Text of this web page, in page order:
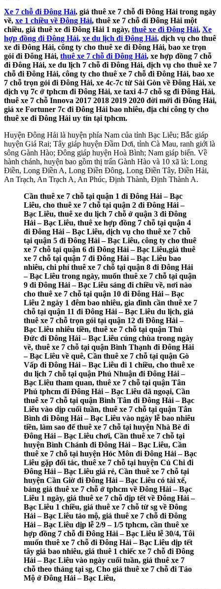
Xe 7 chỗ đi Đông Hải, giá thuê xe 7 chỗ đi Đông Hải trong ngày
về, xe 1 chiều về Đông Hải, thuê xe 7 chỗ đi Đông Hải một
chiều, giá thuê xe đi Đông Hải 1 ngày, thuê xe đi Đông Hải, Xe
hợp đồng đi Đông Hải, xe du lịch đi Đông Hải, dịch vụ cho thuê
xe đi Đông Hải, công ty cho thuê xe đi Đông Hải, bao xe trọn
gói đi Đông Hải, thuê xe 7 chỗ đi Đông Hải, xe hợp đồng 7 chỗ
đi Đông Hải, xe du lịch 7 chỗ đi Đông Hải, dịch vụ cho thuê xe 7
chỗ đi Đông Hải, công ty cho thuê xe 7 chỗ đi Đông Hải, bao xe
7 chỗ trọn gói đi Đông Hải, xe 4c-7c từ Sài Gòn về Đông Hải, xe
dịch vụ 7c ở tphcm đi Đông Hải, xe taxi 4-7 chỗ sg đi Đông Hải,
thuê xe 7 chỗ Innova 2017 2018 2019 2020 đời mới đi Đông Hải,
giá xe Fortuner 7c đi Đông Hải bao nhiêu, địa chỉ công ty cho
thuê xe đi Đông Hải uy tín tại tphcm.
Huyện Đông Hải là huyện phía Nam của tỉnh Bạc Liêu; Bắc giáp
huyện Giá Rai; Tây giáp huyện Đầm Dơi, tỉnh Cà Mau, ranh giới là
sông Gành Hào; Đông giáp huyện Hoà Bình; Nam giáp biển. Về
hành chánh, huyện bao gồm thị trấn Gành Hào và 10 xã là: Long
Điền, Long Điền A, Long Điền Đông, Long Điền Tây, Điền Hải,
An Trạch, An Trạch A, An Phúc, Định Thành, Định Thành A.
Cần thuê xe 7 chỗ tại quận 1 đi Đông Hải – Bạc
Liêu, cho thuê xe 7 chỗ tại quận 2 đi Đông Hải –
Bạc Liêu, thuê xe du lịch 7 chỗ ở quận 3 đi Đông
Hải – Bạc Liêu, thuê xe hợp đồng 7 chỗ tại quận 4
đi Đông Hải – Bạc Liêu, dịch vụ cho thuê xe 7 chỗ
tại quận 5 đi Đông Hải – Bạc Liêu, công ty cho thuê
xe 7 chỗ tại quận 6 đi Đông Hải – Bạc Liêu,giá thuê
xe 7 chỗ tại quận 7 đi Đông Hải – Bạc Liêu bao
nhiêu, chi phí thuê xe 7 chỗ tại quận 8 đi Đông Hải
– Bạc Liêu trong ngày, muốn thuê xe 7 chỗ tại quận
9 đi Đông Hải – Bạc Liêu sáng đi chiều về, nơi nào
cho thuê xe 7 chỗ tại quận 10 đi Đông Hải – Bạc
Liêu 2 ngày 1 đêm bao nhiêu, gia đình cần thuê xe 7
chỗ tại quận 11 đi Đông Hải – Bạc Liêu du lịch, giá
thuê xe 7 chỗ trọn gói tại quận 12 đi Đông Hải –
Bạc Liêu nhiêu tiền, thuê xe 7 chỗ tại quận Thủ
Đức đi Đông Hải – Bạc Liêu cúng chùa trong ngày
về, thuê xe 7 chỗ tại quận Bình Thạnh đi Đông Hải
– Bạc Liêu về quê, Cần thuê xe 7 chỗ tại quận Gò
Vấp đi Đông Hải – Bạc Liêu đi 1 chiều, cho thuê xe
du lịch 7 chỗ tại quận Phú Nhuận đi Đông Hải –
Bạc Liêu tham quan, thuê xe 7 chỗ tại quận Tân
Phú tphcm đi Đông Hải – Bạc Liêu dã ngoại, Cần
thuê xe 7 chỗ tại quận Bình Tân đi Đông Hải – Bạc
Liêu vào dịp cuối tuần, thuê xe 7 chỗ tại quận Tân
Bình đi Đông Hải – Bạc Liêu vào ngày lễ bao nhiêu
tiền, làm sao để thuê xe 7 chỗ tại huyện Nhà Bè đi
Đông Hải – Bạc Liêu chơi, Cần thuê xe 7 chỗ tại
huyện Bình Chánh đi Đông Hải – Bạc Liêu, Cần
thuê xe 7 chỗ tại huyện Hóc Môn đi Đông Hải – Bạc
Liêu gặp đối tác, thuê xe 7 chỗ tại huyện Củ Chi đi
Đông Hải – Bạc Liêu giá rẻ, Cần thuê xe 7 chỗ tại
huyện Cần Giờ đi Đông Hải – Bạc Liêu có tài xế,
bảng giá thuê xe 7 chỗ ở tphcm về Đông Hải – Bạc
Liêu 1 ngày, giá thuê xe 7 chỗ dịp tết về Đông Hải –
Bạc Liêu 1 chiều, giá thuê xe 7 chỗ từ sg về Đông
Hải – Bạc Liêu tảo mộ, giá thuê xe 7 chỗ đi Đông
Hải – Bạc Liêu dịp lễ 2/9 – 1/5 tphcm, cần thuê xe
hợp đồng 7 chỗ đi Đông Hải – Bạc Liêu lễ 30/4, Tôi
muốn thuê xe 7 chỗ đi Đông Hải – Bạc Liêu dịp tết
tây giá bao nhiêu, giá thuê 1 chiếc xe 7 chỗ đi Đông
Hải – Bạc Liêu vào ngày cuối tuần, giá thuê xe 7
chỗ theo tháng tại sg, Cho giá thuê xe 7 chỗ đi Tảo
Mộ ở Đông Hải – Bạc Liêu,